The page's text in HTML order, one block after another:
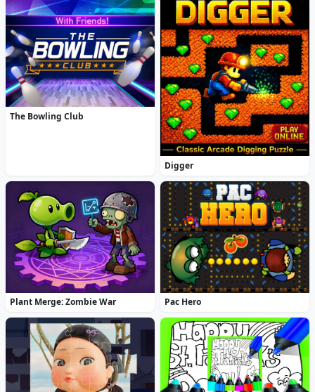
The Bowling Club
Digger
Plant Merge: Zombie War Pac Hero